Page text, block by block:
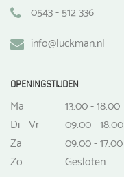
0543 - 512 336
info@luckman.nl
OPENINGSTIJDEN
Ma
13.00 - 18.00
Di - Vr
09.00 - 18.00
Za
09.00 - 17.00
Zo
Gesloten